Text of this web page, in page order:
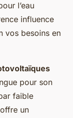
l’eau
influence
vos besoins en
pour son
faible
un